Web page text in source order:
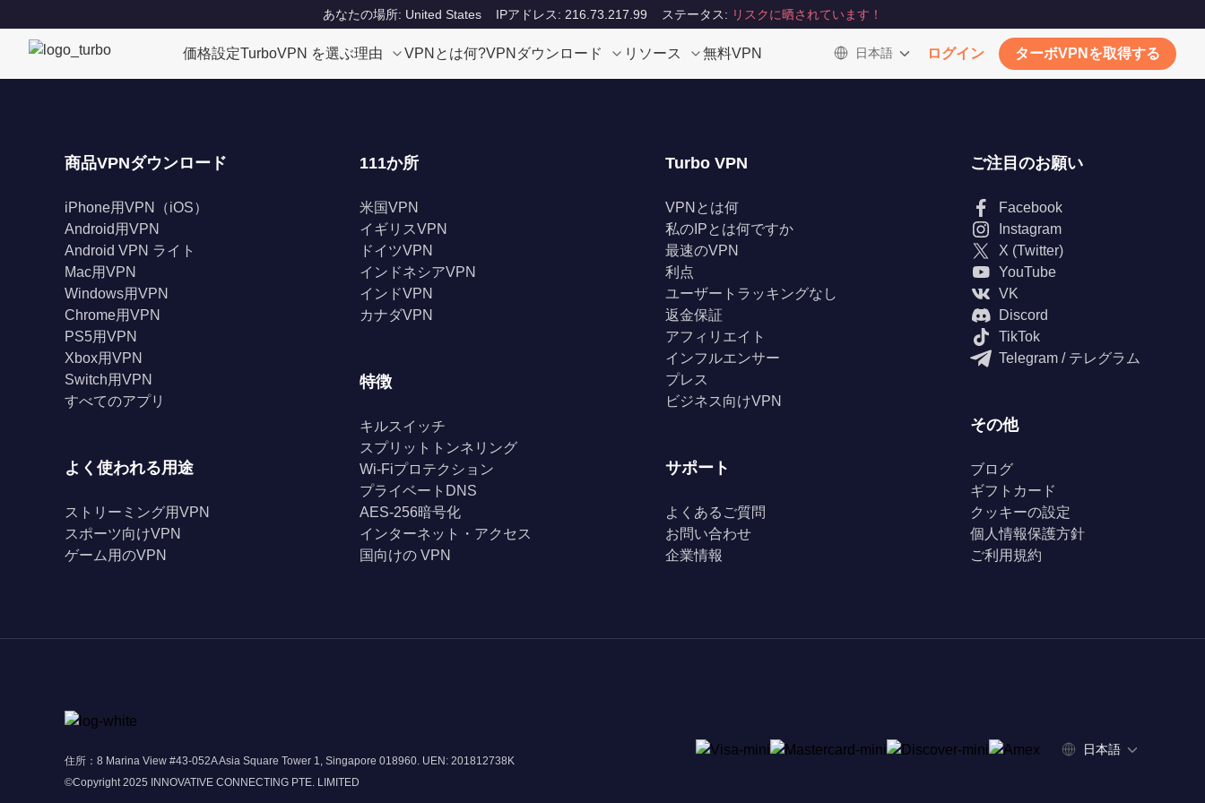
あなたの場所: United States IPアドレス: 216.73.217.99 ステータス: リスクに晒されています！
価格設定TurboVPN を選ぶ理由 VPNとは何?VPNダウンロード リソース 無料VPN 日本語 ログイン ターボVPNを取得する
商品VPNダウンロード
iPhone用VPN（iOS）
Android用VPN
Android VPN ライト
Mac用VPN
Windows用VPN
Chrome用VPN
PS5用VPN
Xbox用VPN
Switch用VPN
すべてのアプリ
よく使われる用途
ストリーミング用VPN
スポーツ向けVPN
ゲーム用のVPN
111か所
米国VPN
イギリスVPN
ドイツVPN
インドネシアVPN
インドVPN
カナダVPN
特徴
キルスイッチ
スプリットトンネリング
Wi-Fiプロテクション
プライベートDNS
AES-256暗号化
インターネット・アクセス
国向けの VPN
Turbo VPN
VPNとは何
私のIPとは何ですか
最速のVPN
利点
ユーザートラッキングなし
返金保証
アフィリエイト
インフルエンサー
プレス
ビジネス向けVPN
サポート
よくあるご質問
お問い合わせ
企業情報
ご注目のお願い
Facebook
Instagram
X (Twitter)
YouTube
VK
Discord
TikTok
Telegram / テレグラム
その他
ブログ
ギフトカード
クッキーの設定
個人情報保護方針
ご利用規約
住所：8 Marina View #43-052A Asia Square Tower 1, Singapore 018960. UEN: 201812738K
©Copyright 2025 INNOVATIVE CONNECTING PTE. LIMITED
日本語